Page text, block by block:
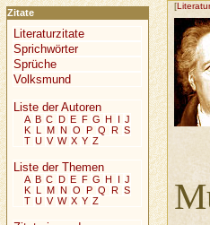
[
Zitate
Literaturzitate
Sprichwörter
Sprüche
Volksmund
Liste der Autoren
A B C D E F G H I J
K L M N O P Q R S
T U V W X Y Z
Liste der Themen
A B C D E F G H I J
K L M N O P Q R S
T U V W X Y Z